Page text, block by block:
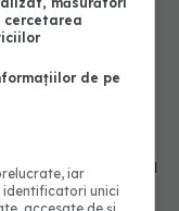
prin eliminarea
de pe
iar
unici